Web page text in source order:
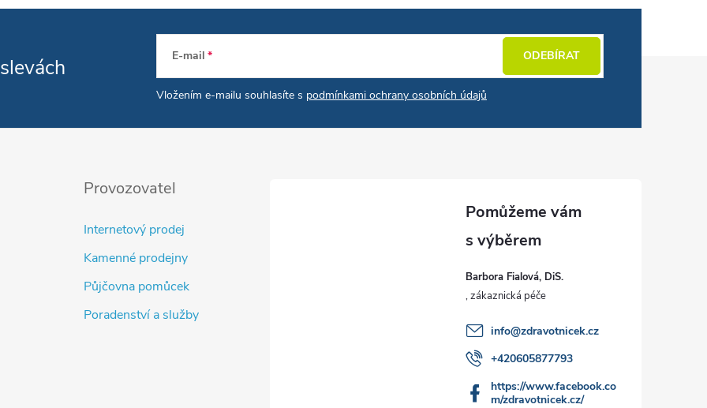
E-mail
Vložením e-mailu souhlasíte s podmínkami ochrany osobních údajů
ODEBÍRAT
Provozovatel
Internetový prodej
Kamenné prodejny
Půjčovna pomůcek
Poradenství a služby
Barbora Fialová, DiS.
info@zdravotnicek.cz
+420605877793
https://www.facebook.co
m/zdravotnicek.cz/